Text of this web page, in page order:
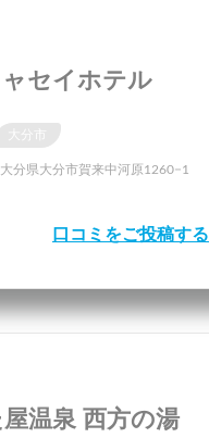
セイホテル
分県大分市賀来中河原1260−1
口コミをご投稿する
温泉 西方の湯